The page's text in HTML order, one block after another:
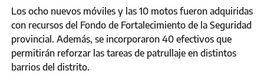
Los ocho nuevos móviles y las 10 motos fueron adquiridas
con recursos del Fondo de Fortalecimiento de la Seguridad
provincial. Además, se incorporaron 40 efectivos que
permitirán reforzar las tareas de patrullaje en distintos
barrios del distrito.